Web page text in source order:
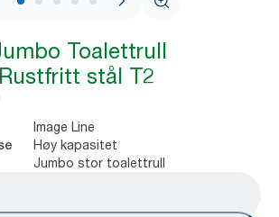
1 / 9
Toalettrull
stål T2
Image Line
Høy kapasitet
Jumbo stor toalettrull